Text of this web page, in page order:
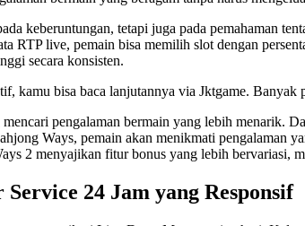
keberuntungan, tetapi juga pada pemahaman
RTP live, pemain bisa memilih slot dengan
secara konsisten.
kamu bisa baca lanjutannya via Jktgame. Banyak
pengalaman bermain yang lebih menarik.
Ways, pemain akan menikmati pengalaman
2 menyajikan fitur bonus yang lebih bervariasi,
24 Jam yang Responsif